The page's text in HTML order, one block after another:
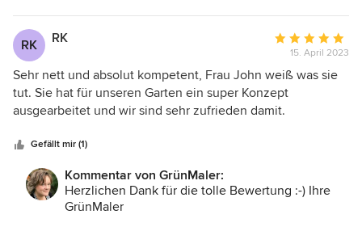
Zuhause. Ihre GrünMaler
RK
RK
Bewertung:
5
von
5
15. April 2023
Sehr nett und absolut kompetent, Frau John weiß was sie
tut. Sie hat für unseren Garten ein super Konzept
ausgearbeitet und wir sind sehr zufrieden damit.
Gefällt mir (1)
Kommentar von GrünMaler:
Herzlichen Dank für die tolle Bewertung :-) Ihre
GrünMaler